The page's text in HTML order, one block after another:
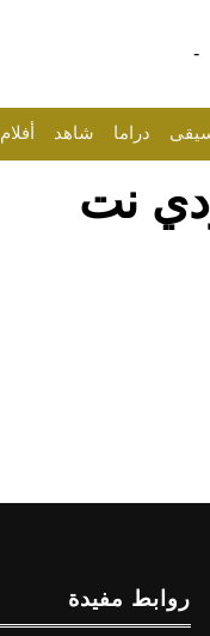
-
دراما شاهد أفلام
نت
روابط مفيدة